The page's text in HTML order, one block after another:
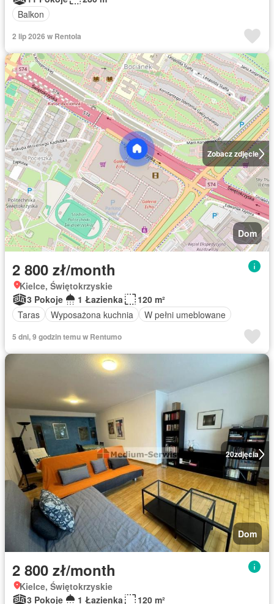
Balkon
2 lip 2026 w Rentola
Zobacz zdjęcie
Dom
2 800 zł/month
Kielce, Świętokrzyskie
3 Pokoje
1 Łazienka
120 m²
Taras
Wyposażona kuchnia W pełni umeblowane
5 dni, 9 godzin temu w Rentumo
20zdjęcia
Dom
2 800 zł/month
Kielce, Świętokrzyskie
3 Pokoje
1 Łazienka
120 m²